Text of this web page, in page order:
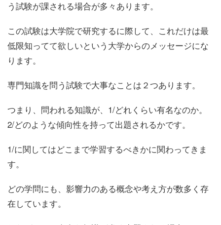
う試験が課される場合が多々あります。
この試験は大学院で研究するに際して、これだけは最
低限知ってて欲しいという大学からのメッセージにな
ります。
専門知識を問う試験で大事なことは２つあります。
つまり、 問われる知識が、1/どれくらい有名なのか。
2/どのような傾向性を持って出題されるかです。
1/に関してはどこまで学習するべきかに関わってきま
す。
どの学問にも、影響力のある概念や考え方が数多く存
在しています。